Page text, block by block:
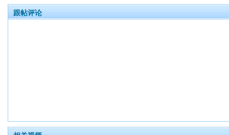
跟帖评论